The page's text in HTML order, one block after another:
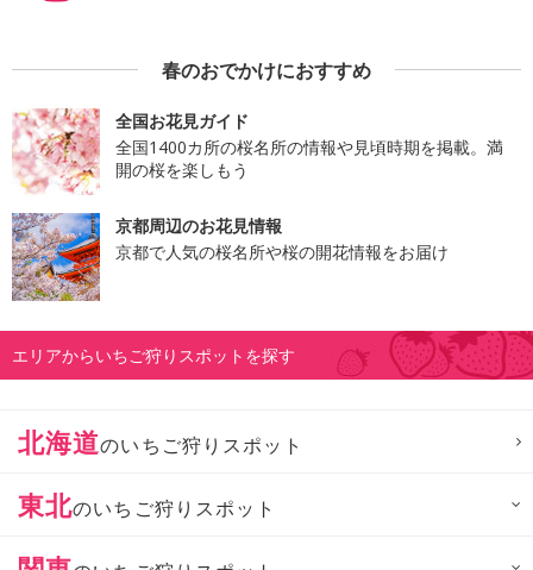
春のおでかけにおすすめ
全国お花見ガイド
全国1400カ所の桜名所の情報や見頃時期を掲載。満
開の桜を楽しもう
京都周辺のお花見情報
京都で人気の桜名所や桜の開花情報をお届け
エリアからいちご狩りスポットを探す
北海道のいちご狩りスポット
東北のいちご狩りスポット